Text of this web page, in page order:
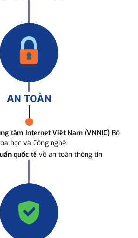
AN TOÀN
tâm Internet Việt Nam (VNNIC) Bộ
học và Công nghệ
quốc tế về an toàn thông tin